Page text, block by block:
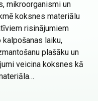
mikroorganismi un
koksnes materiālu
risinājumiem
laiku,
plašāku un
veicina koksnes kā